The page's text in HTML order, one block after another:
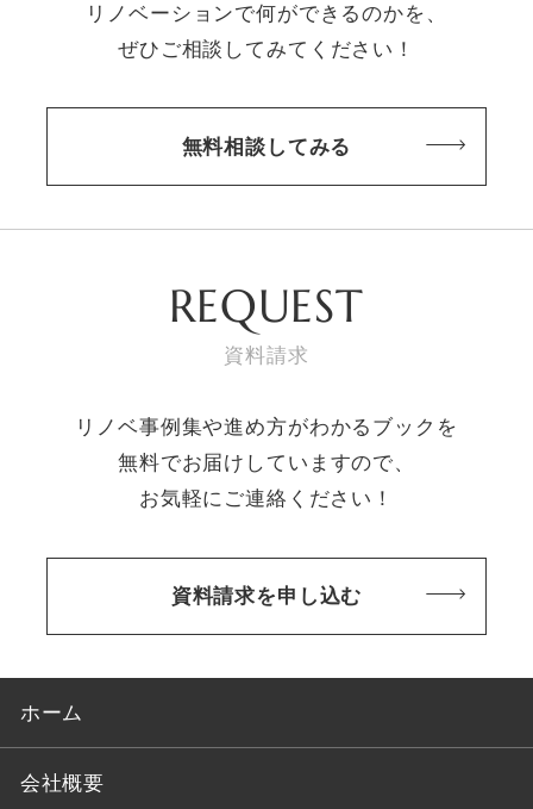
リノベーションで何ができるのかを、
ぜひご相談してみてください！
無料相談してみる
REQUEST
資料請求
リノベ事例集や進め方がわかるブックを
無料でお届けしていますので、
お気軽にご連絡ください！
資料請求を申し込む
ホーム
会社概要